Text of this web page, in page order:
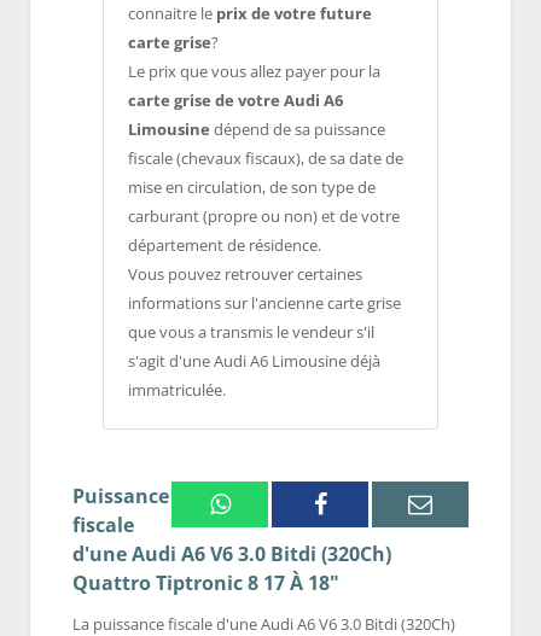
connaitre le prix de votre future
carte grise?
Le prix que vous allez payer pour la
carte grise de votre Audi A6
Limousine dépend de sa puissance
fiscale (chevaux fiscaux), de sa date de
mise en circulation, de son type de
carburant (propre ou non) et de votre
département de résidence.
Vous pouvez retrouver certaines
informations sur l'ancienne carte grise
que vous a transmis le vendeur s'il
s'agit d'une Audi A6 Limousine déjà
immatriculée.
WhatsappFacebook Email
Puissance
fiscale
d'une Audi A6 V6 3.0 Bitdi (320Ch)
Quattro Tiptronic 8 17 À 18"
La puissance fiscale d'une Audi A6 V6 3.0 Bitdi (320Ch)